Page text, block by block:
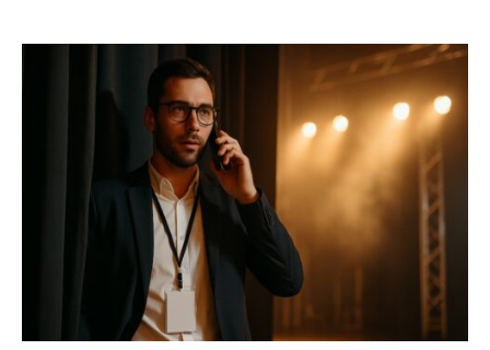
representante